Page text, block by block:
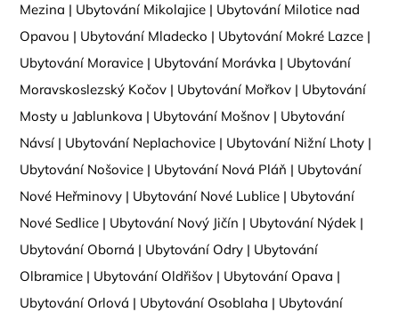
Mezina | Ubytování Mikolajice | Ubytování Milotice nad
Opavou | Ubytování Mladecko | Ubytování Mokré Lazce |
Ubytování Moravice | Ubytování Morávka | Ubytování
Moravskoslezský Kočov | Ubytování Mořkov | Ubytování
Mosty u Jablunkova | Ubytování Mošnov | Ubytování
Návsí | Ubytování Neplachovice | Ubytování Nižní Lhoty |
Ubytování Nošovice | Ubytování Nová Pláň | Ubytování
Nové Heřminovy | Ubytování Nové Lublice | Ubytování
Nové Sedlice | Ubytování Nový Jičín | Ubytování Nýdek |
Ubytování Oborná | Ubytování Odry | Ubytování
Olbramice | Ubytování Oldřišov | Ubytování Opava |
Ubytování Orlová | Ubytování Osoblaha | Ubytování